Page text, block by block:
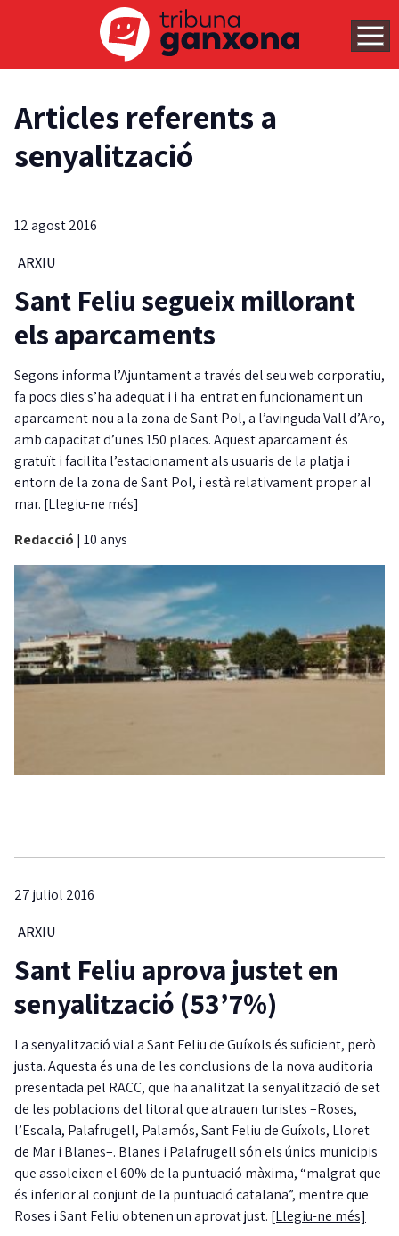
Articles referents a
senyalització
12 agost 2016
ARXIU
Sant Feliu segueix millorant
els aparcaments
Segons informa l’Ajuntament a través del seu web corporatiu,
fa pocs dies s’ha adequat i i ha entrat en funcionament un
aparcament nou a la zona de Sant Pol, a l’avinguda Vall d’Aro,
amb capacitat d’unes 150 places. Aquest aparcament és
gratuït i facilita l’estacionament als usuaris de la platja i
entorn de la zona de Sant Pol, i està relativament proper al
mar. [Llegiu-ne més]
Redacció | 10 anys
27 juliol 2016
ARXIU
Sant Feliu aprova justet en
senyalització (53’7%)
La senyalització vial a Sant Feliu de Guíxols és suficient, però
justa. Aquesta és una de les conclusions de la nova auditoria
presentada pel RACC, que ha analitzat la senyalització de set
de les poblacions del litoral que atrauen turistes –Roses,
l’Escala, Palafrugell, Palamós, Sant Feliu de Guíxols, Lloret
de Mar i Blanes–. Blanes i Palafrugell són els únics municipis
que assoleixen el 60% de la puntuació màxima, “malgrat que
és inferior al conjunt de la puntuació catalana”, mentre que
Roses i Sant Feliu obtenen un aprovat just. [Llegiu-ne més]